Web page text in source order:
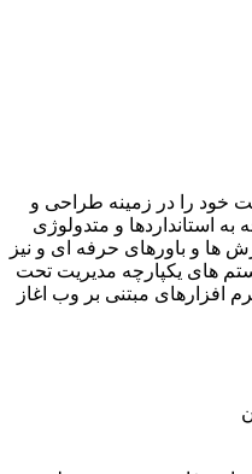
وب از سال ۱۳۹۰ فعالیت خود را در زمینه طراحی و
استانداردها و متدولوژی
ها و باورهای حرفه ای و نیز
های یکپارچه مدیریت تحت
افزارهای مبتنی بر وب اغاز